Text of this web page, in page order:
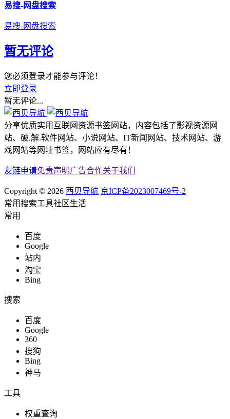
易搜-网盘搜索
易搜-网盘搜索
暂无评论
您必须登录才能参与评论！
立即登录
暂无评论...
分享优质实用互联网资源书签网站，内容包括了影视资源网
站、破.解.软件网站、小说网站、IT新闻网站、技术网站、游
戏网站等网址书签，网站应有尽有！
友链申请免责声明广告合作关于我们
Copyright © 2026 西贝导航 京ICP备2023007469号-2
常用搜索工具社区生活
常用
百度
Google
站内
淘宝
Bing
搜索
百度
Google
360
搜狗
Bing
神马
工具
权重查询